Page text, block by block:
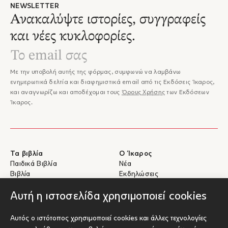
Αυτή η ιστοσελίδα χρησιμοποιεί cookies
Αυτός ο ιστότοπος χρησιμοποιεί cookies και άλλες τεχνολογίες
NEWSLETTER
Ανακαλύψτε ιστορίες, συγγραφείς
και νέες κυκλοφορίες.
Με την υποβολή αυτής της φόρμας, συμφωνώ να λαμβάνω
ενημερωτικά δελτία και διαφημιστικά email από τις Εκδόσεις Ίκαρος,
και αναγνωρίζω και αποδέχομαι τους Όρους Χρήσης των Εκδόσεων
Ίκαρος.
Τα βιβλία
Παιδικά Βιβλία
Βιβλία
Ο Ίκαρος
Νέα
Εκδηλώσεις
Βοήθεια
Αποστολές & Επιστροφές
Για Συγγραφείς
Υποβολή έργου προς έκδοση